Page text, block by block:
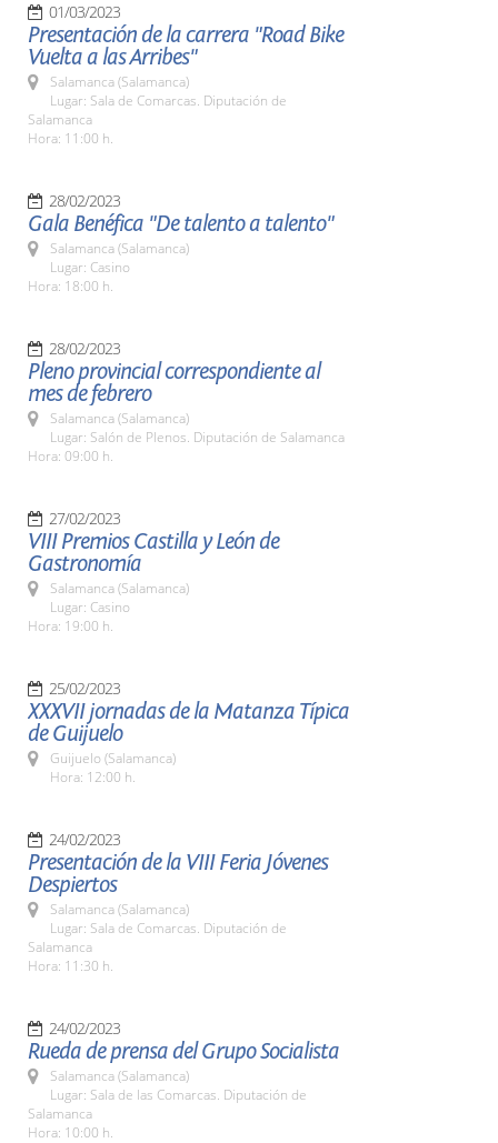
01/03/2023
Presentación de la carrera "Road Bike
Vuelta a las Arribes"
Salamanca (Salamanca)
Lugar: Sala de Comarcas. Diputación de
Salamanca
Hora: 11:00 h.
28/02/2023
Gala Benéfica "De talento a talento"
Salamanca (Salamanca)
Lugar: Casino
Hora: 18:00 h.
28/02/2023
Pleno provincial correspondiente al
mes de febrero
Salamanca (Salamanca)
Lugar: Salón de Plenos. Diputación de Salamanca
Hora: 09:00 h.
27/02/2023
VIII Premios Castilla y León de
Gastronomía
Salamanca (Salamanca)
Lugar: Casino
Hora: 19:00 h.
25/02/2023
XXXVII jornadas de la Matanza Típica
de Guijuelo
Guijuelo (Salamanca)
Hora: 12:00 h.
24/02/2023
Presentación de la VIII Feria Jóvenes
Despiertos
Salamanca (Salamanca)
Lugar: Sala de Comarcas. Diputación de
Salamanca
Hora: 11:30 h.
24/02/2023
Rueda de prensa del Grupo Socialista
Salamanca (Salamanca)
Lugar: Sala de las Comarcas. Diputación de
Salamanca
Hora: 10:00 h.